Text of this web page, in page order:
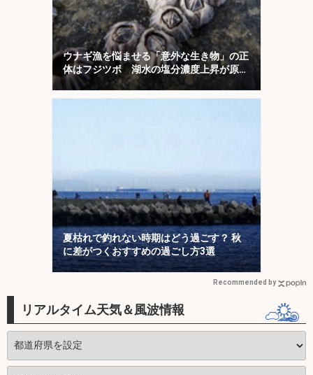
ウナギ漁を悩ませる「意外な生き物」の正
体はフジツボ 湖水の塩分濃度上昇が原因
か
夏枯れで釣れない時期はどう過ごす？ 秋
に差がつくおすすめの過ごし方3選
Recommended by
リアルタイム天気＆風波情報